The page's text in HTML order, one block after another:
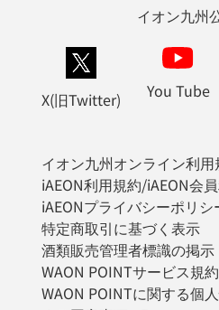
イオン九州
X(旧Twitter) You Tube
イオン九州オンライン利用
iAEON利用規約/iAEON会
iAEONプライバシーポリシ
特定商取引に基づく表示
酒類販売管理者標識の掲示
WAON POINTサービス規約
WAON POINTに関する個